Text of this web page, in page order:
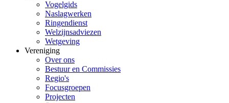
Vogelgids
Naslagwerken
Ringendienst
Welzijnsadviezen
Wetgeving
Vereniging
Over ons
Bestuur en Commissies
Regio's
Focusgroepen
Projecten